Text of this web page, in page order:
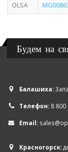
OLSA
Будем на
Балашиха:
Телефон: 8 800
Email:
Красногорск: